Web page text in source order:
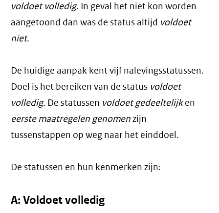
voldoet volledig. In geval het niet kon worden
aangetoond dan was de status altijd voldoet
niet.
De huidige aanpak kent vijf nalevingsstatussen.
Doel is het bereiken van de status voldoet
volledig. De statussen voldoet gedeeltelijken
eerste maatregelen genomenzijn
tussenstappen op weg naar het einddoel.
De statussen en hun kenmerken zijn:
A: Voldoet volledig